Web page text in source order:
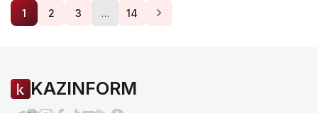
1 2 3 … 14
KAZINFORM